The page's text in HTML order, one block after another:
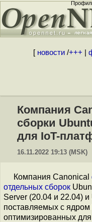
[ новости/+++
Компания
сборки
для IoT-
16.11.2022 19:13 (MSK)
Компания Canonical
отдельных сборок
Server (20.04 и 22.04)
поставляемых с
оптимизированных